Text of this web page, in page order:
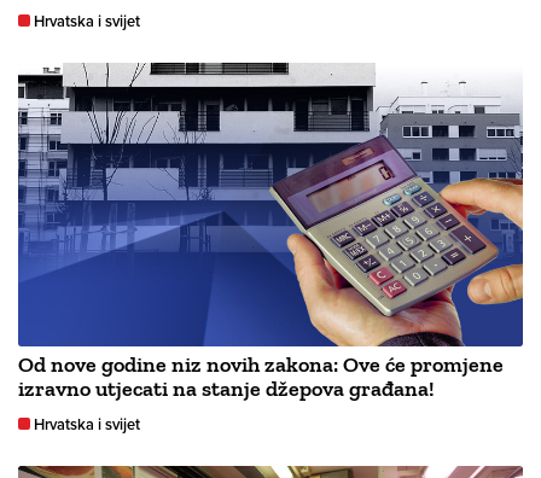
Hrvatska i svijet
Od nove godine niz novih zakona: Ove će promjene
izravno utjecati na stanje džepova građana!
Hrvatska i svijet